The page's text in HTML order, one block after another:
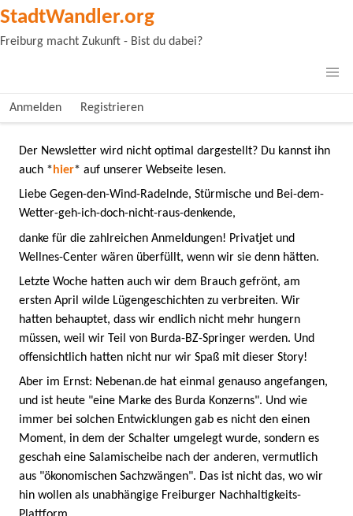
StadtWandler.org
Freiburg macht Zukunft - Bist du dabei?
Anmelden Registrieren
Der Newsletter wird nicht optimal dargestellt? Du kannst ihn
auch * hier* auf unserer Webseite lesen.
Liebe Gegen-den-Wind-Radelnde, Stürmische und Bei-dem-
Wetter-geh-ich-doch-nicht-raus-denkende,
danke für die zahlreichen Anmeldungen! Privatjet und
Wellnes-Center wären überfüllt, wenn wir sie denn hätten.
Letzte Woche hatten auch wir dem Brauch gefrönt, am
ersten April wilde Lügengeschichten zu verbreiten. Wir
hatten behauptet, dass wir endlich nicht mehr hungern
müssen, weil wir Teil von Burda-BZ-Springer werden. Und
offensichtlich hatten nicht nur wir Spaß mit dieser Story!
Aber im Ernst: Nebenan.de hat einmal genauso angefangen,
und ist heute "eine Marke des Burda Konzerns". Und wie
immer bei solchen Entwicklungen gab es nicht den einen
Moment, in dem der Schalter umgelegt wurde, sondern es
geschah eine Salamischeibe nach der anderen, vermutlich
aus "ökonomischen Sachzwängen". Das ist nicht das, wo wir
hin wollen als unabhängige Freiburger Nachhaltigkeits-